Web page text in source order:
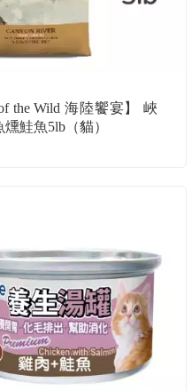
of the Wild 海陸饗宴】 峽
鮭魚5lb（貓）